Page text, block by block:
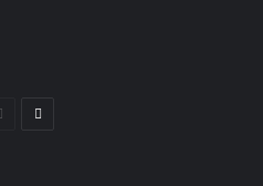
PreviousNext